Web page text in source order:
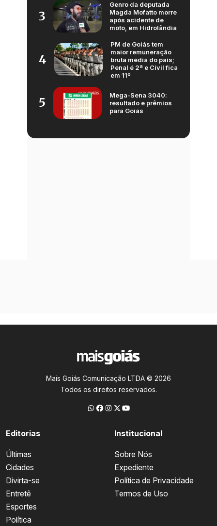
3
Genro da deputada
Magda Mofatto morre
após acidente de
moto, em Hidrolândia
4
PM de Goiás tem
maior remuneração
bruta média do país;
Penal é 2ª e Civil fica
em 11º
5
Mega-Sena 3040:
resultado e prêmios
para Goiás
Mais Goiás Comunicação LTDA © 2026
Todos os direitos reservados.
Editorias
Últimas
Cidades
Divirta-se
Entretê
Esportes
Política
Institucional
Sobre Nós
Expediente
Política de Privacidade
Termos de Uso